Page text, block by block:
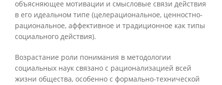
объясняющее мотивации и смысловые связи действия
в его идеальном типе (целерациональное, ценностно-
рациональное, аффективное и традиционное как типы
социального действия).
Возрастание роли понимания в методологии
социальных наук связано с рационализацией всей
жизни общества, особенно с формально-технической